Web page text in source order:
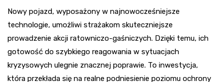
Nowy pojazd, wyposażony w najnowocześniejsze
technologie, umożliwi strażakom skuteczniejsze
prowadzenie akcji ratowniczo-gaśniczych. Dzięki temu, ich
gotowość do szybkiego reagowania w sytuacjach
kryzysowych ulegnie znacznej poprawie. To inwestycja,
która przekłada się na realne podniesienie poziomu ochrony